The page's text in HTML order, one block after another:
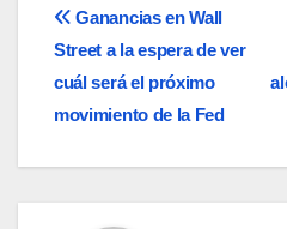
Navegación
de
entradas
Ganancias en Wall
Street a la espera de ver
cuál será el próximo
movimiento de la Fed